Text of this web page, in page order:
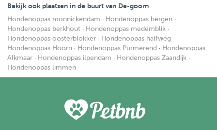
Bekijk ook plaatsen in de buurt van De-goorn
Hondenoppas monnickendam · Hondenoppas bergen ·
Hondenoppas berkhout · Hondenoppas medemblik ·
Hondenoppas oosterblokker · Hondenoppas halfweg ·
Hondenoppas Hoorn · Hondenoppas Purmerend · Hondenoppas
Alkmaar · Hondenoppas ilpendam · Hondenoppas Zaandijk ·
Hondenoppas limmen ·